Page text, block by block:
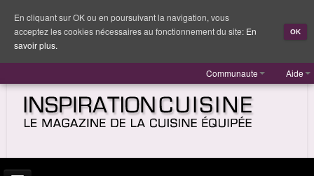
Communaute Aide
En cliquant sur OK ou en poursuivant la navigation, vous
acceptez les cookies nécessaires au fonctionnement du site: En
savoir plus.
OK